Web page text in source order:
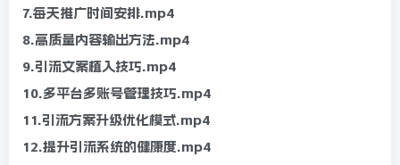
7.每天推广时间安排.mp4
8.高质量内容输出方法.mp4
9.引流文案植入技巧.mp4
10.多平台多账号管理技巧.mp4
11.引流方案升级优化模式.mp4
12.提升引流系统的健康度.mp4